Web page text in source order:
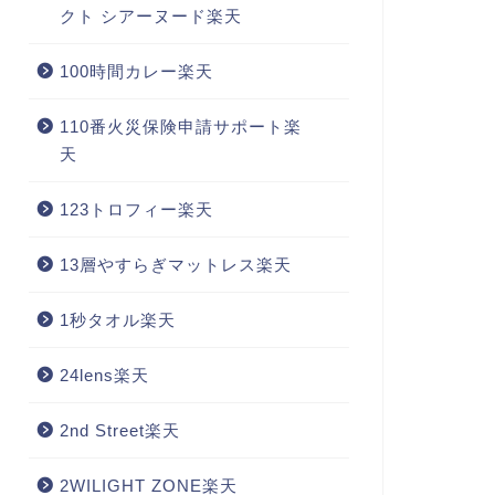
クト シアーヌード楽天
100時間カレー楽天
110番火災保険申請サポート楽
天
123トロフィー楽天
13層やすらぎマットレス楽天
1秒タオル楽天
24lens楽天
2nd Street楽天
2WILIGHT ZONE楽天